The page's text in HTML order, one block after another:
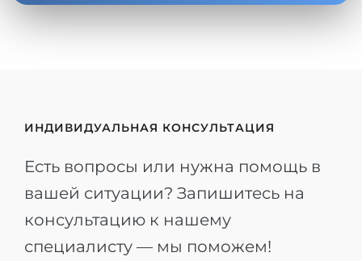
ИНДИВИДУАЛЬНАЯ КОНСУЛЬТАЦИЯ
Есть вопросы или нужна помощь в
вашей ситуации? Запишитесь на
консультацию к нашему
специалисту — мы поможем!